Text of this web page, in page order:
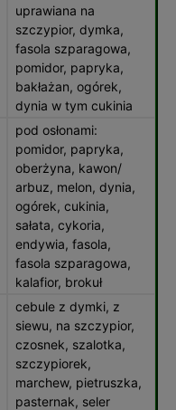
uprawiana na
szczypior, dymka,
fasola szparagowa,
pomidor, papryka,
bakłażan, ogórek,
dynia w tym cukinia
pod osłonami:
pomidor, papryka,
oberżyna, kawon/
arbuz, melon, dynia,
ogórek, cukinia,
sałata, cykoria,
endywia, fasola,
fasola szparagowa,
kalafior, brokuł
cebule z dymki, z
siewu, na szczypior,
czosnek, szalotka,
szczypiorek,
marchew, pietruszka,
pasternak, seler